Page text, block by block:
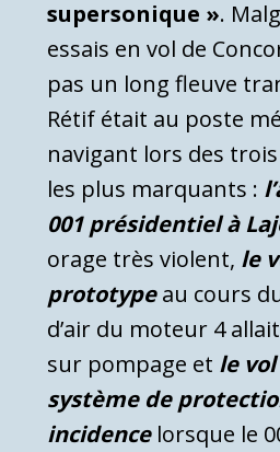
supersonique ».
essais en vol de
pas un long fleuve
Rétif était au poste
navigant lors des
les plus marquants :
001 présidentiel à
orage très violent, le
prototypeau cours
d’air du moteur 4
sur pompage et le
système de
incidencelorsque le